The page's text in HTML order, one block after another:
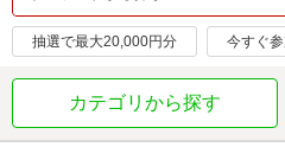
抽選で最大20,000円分 今すぐ
カテゴリから探す